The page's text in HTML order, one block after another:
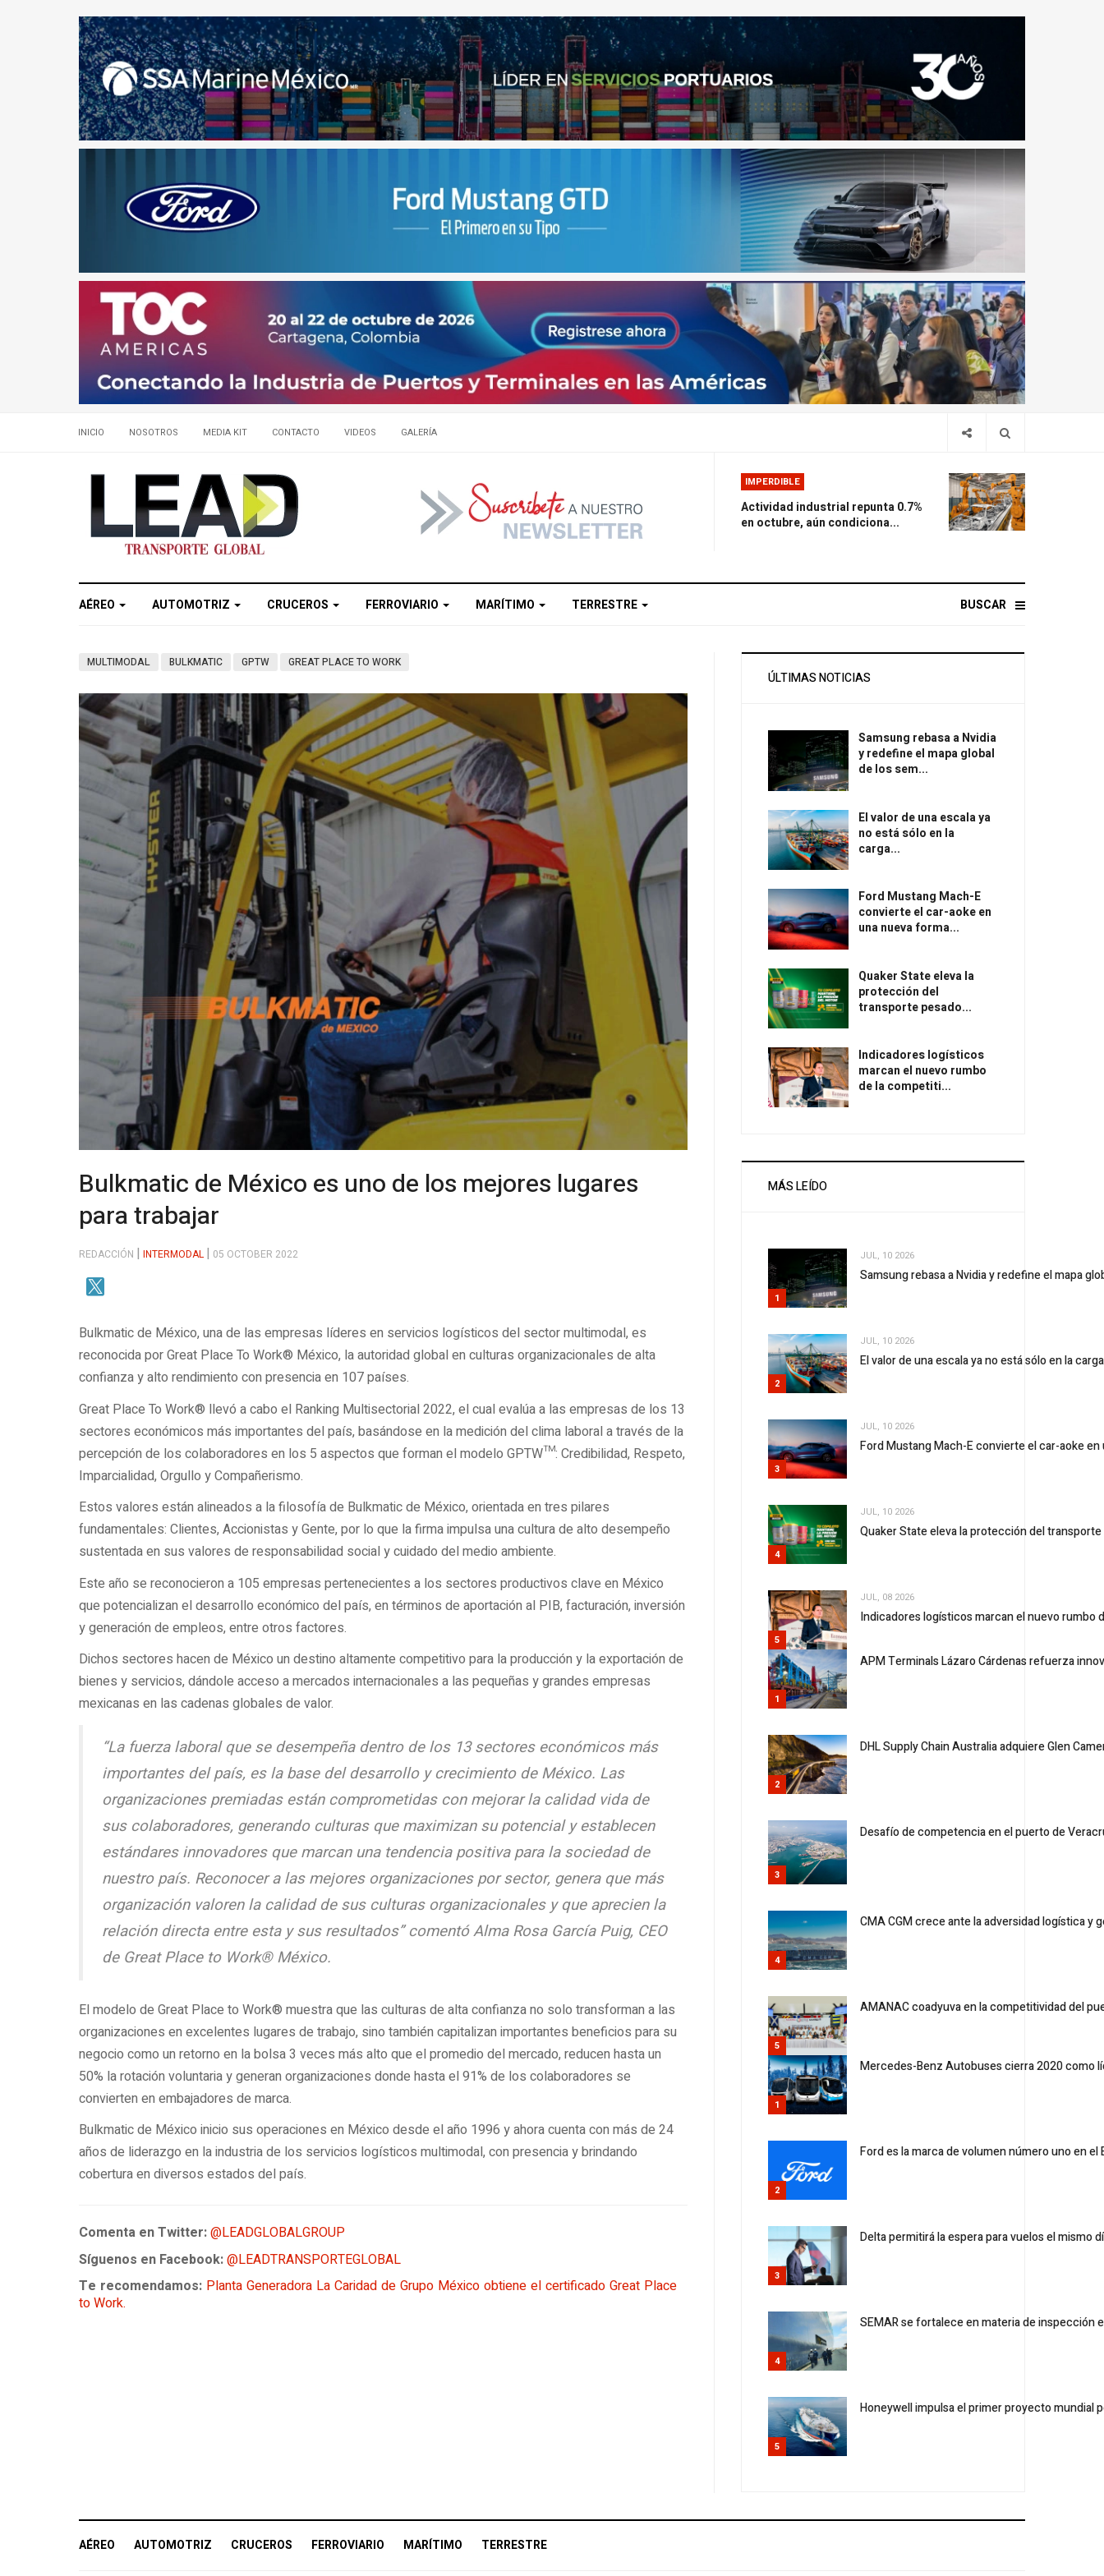
INICIO NOSOTROS MEDIA KIT CONTACTO VIDEOS GALERÍA
IMPERDIBLE
Actividad industrial repunta 0.7%
en octubre, aún condiciona...
AÉREO AUTOMOTRIZ CRUCEROS FERROVIARIO MARÍTIMO TERRESTRE BUSCAR
MULTIMODAL BULKMATIC GPTW GREAT PLACE TO WORK
Bulkmatic de México es uno de los mejores lugares
para trabajar
REDACCIÓN INTERMODAL 05 OCTOBER 2022
Bulkmatic de México, una de las empresas líderes en servicios logísticos del sector multimodal, es
reconocida por Great Place To Work® México, la autoridad global en culturas organizacionales de alta
confianza y alto rendimiento con presencia en 107 países.
Great Place To Work® llevó a cabo el Ranking Multisectorial 2022, el cual evalúa a las empresas de los 13
sectores económicos más importantes del país, basándose en la medición del clima laboral a través de la
percepción de los colaboradores en los 5 aspectos que forman el modelo GPTW™: Credibilidad, Respeto,
Imparcialidad, Orgullo y Compañerismo.
Estos valores están alineados a la filosofía de Bulkmatic de México, orientada en tres pilares
fundamentales: Clientes, Accionistas y Gente, por lo que la firma impulsa una cultura de alto desempeño
sustentada en sus valores de responsabilidad social y cuidado del medio ambiente.
Este año se reconocieron a 105 empresas pertenecientes a los sectores productivos clave en México
que potencializan el desarrollo económico del país, en términos de aportación al PIB, facturación, inversión
y generación de empleos, entre otros factores.
Dichos sectores hacen de México un destino altamente competitivo para la producción y la exportación de
bienes y servicios, dándole acceso a mercados internacionales a las pequeñas y grandes empresas
mexicanas en las cadenas globales de valor.
“La fuerza laboral que se desempeña dentro de los 13 sectores económicos más
importantes del país, es la base del desarrollo y crecimiento de México. Las
organizaciones premiadas están comprometidas con mejorar la calidad vida de
sus colaboradores, generando culturas que maximizan su potencial y establecen
estándares innovadores que marcan una tendencia positiva para la sociedad de
nuestro país. Reconocer a las mejores organizaciones por sector, genera que más
organización valoren la calidad de sus culturas organizacionales y que aprecien la
relación directa entre esta y sus resultados” comentó Alma Rosa García Puig, CEO
de Great Place to Work® México.
El modelo de Great Place to Work® muestra que las culturas de alta confianza no solo transforman a las
organizaciones en excelentes lugares de trabajo, sino también capitalizan importantes beneficios para su
negocio como un retorno en la bolsa 3 veces más alto que el promedio del mercado, reducen hasta un
50% la rotación voluntaria y generan organizaciones donde hasta el 91% de los colaboradores se
convierten en embajadores de marca.
Bulkmatic de México inicio sus operaciones en México desde el año 1996 y ahora cuenta con más de 24
años de liderazgo en la industria de los servicios logísticos multimodal, con presencia y brindando
cobertura en diversos estados del país.
Comenta en Twitter:@LEADGLOBALGROUP
Síguenos en Facebook:@LEADTRANSPORTEGLOBAL
Te recomendamos: Planta Generadora La Caridad de Grupo México obtiene el certificado Great Place
to Work.
ÚLTIMAS NOTICIAS
Samsung rebasa a Nvidia
y redefine el mapa global
de los sem...
El valor de una escala ya
no está sólo en la
carga...
Ford Mustang Mach-E
convierte el car-aoke en
una nueva forma...
Quaker State eleva la
protección del
transporte pesado...
Indicadores logísticos
marcan el nuevo rumbo
de la competiti...
MÁS LEÍDO
1
JUL, 10 2026
Samsung rebasa a Nvidia y redefine el mapa
2
JUL, 10 2026
El valor de una escala ya no está sólo en la carga
3
JUL, 10 2026
Ford Mustang Mach-E convierte el car-aoke
4
JUL, 10 2026
Quaker State eleva la protección del
5
JUL, 08 2026
Indicadores logísticos marcan el nuevo rumbo
1
APM Terminals Lázaro Cárdenas refuerza
2
DHL Supply Chain Australia adquiere Glen
3
Desafío de competencia en el puerto de
4
CMA CGM crece ante la adversidad logística y
5
AMANAC coadyuva en la competitividad del
1
Mercedes-Benz Autobuses cierra 2020 como
2
Ford es la marca de volumen número uno en el
3
Delta permitirá la espera para vuelos el mismo
4
SEMAR se fortalece en materia de inspección
5
Honeywell impulsa el primer proyecto mundial
AÉREO AUTOMOTRIZ CRUCEROS FERROVIARIO MARÍTIMO TERRESTRE